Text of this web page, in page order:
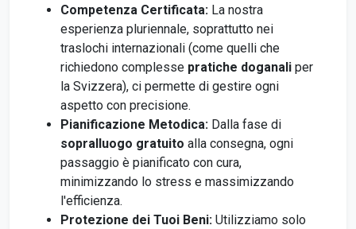
Competenza Certificata: La nostra
esperienza pluriennale, soprattutto nei
traslochi internazionali (come quelli che
richiedono complesse pratiche doganali per
la Svizzera), ci permette di gestire ogni
aspetto con precisione.
Pianificazione Metodica: Dalla fase di
sopralluogo gratuito alla consegna, ogni
passaggio è pianificato con cura,
minimizzando lo stress e massimizzando
l'efficienza.
Protezione dei Tuoi Beni: Utilizziamo solo